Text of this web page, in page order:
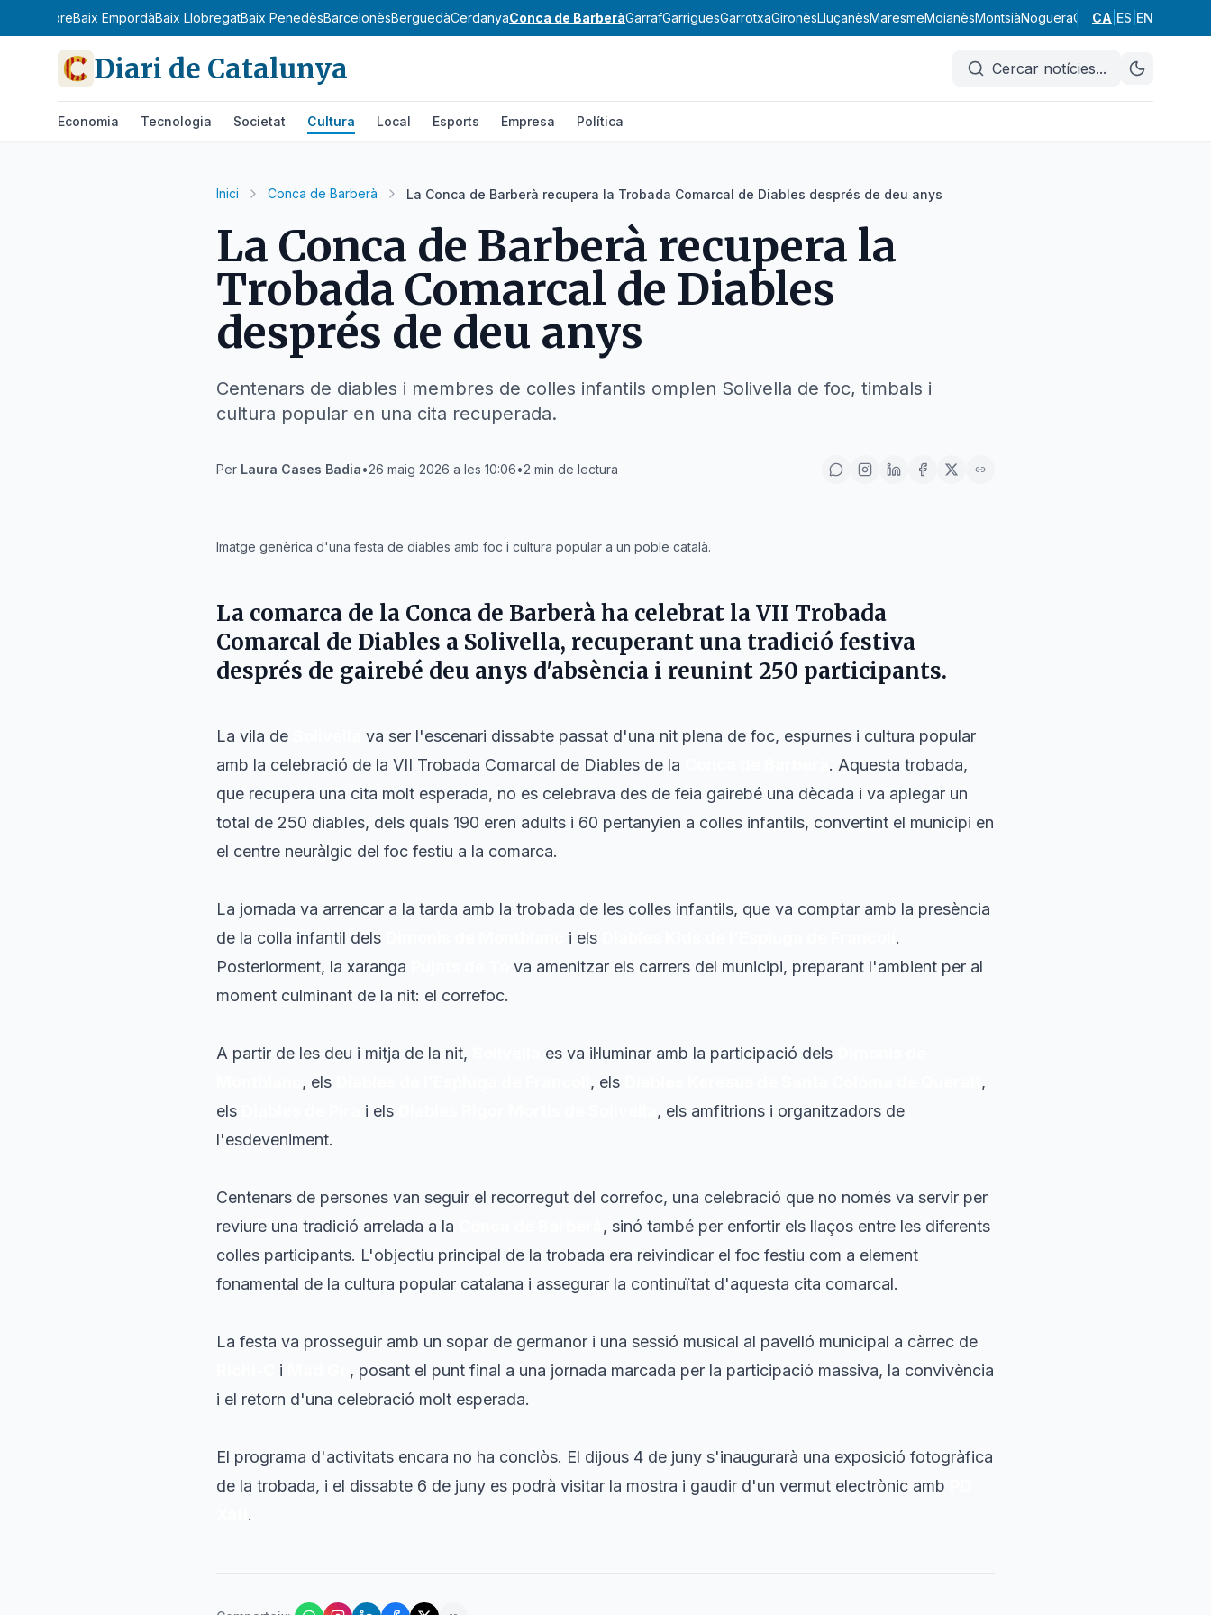
Baix EbreBaix EmpordàBaix LlobregatBaix PenedèsBarcelonèsBerguedàCerdanyaConca de BarberàGarrafGarriguesGarrotxaGironèsLluçanèsMaresmeMoianèsMontsiàNogueraOsona Pallars Jussà
CA ES EN
Diari de Catalunya Cercar notícies...
Economia Tecnologia Societat Cultura Local Esports Empresa Política
Inici Conca de Barberà La Conca de Barberà recupera la Trobada Comarcal de Diables després de deu anys
La Conca de Barberà recupera la
Trobada Comarcal de Diables
després de deu anys
Centenars de diables i membres de colles infantils omplen Solivella de foc, timbals i
cultura popular en una cita recuperada.
Per Laura Cases Badia•26 maig 2026 a les 10:06•2 min de lectura
Imatge genèrica d'una festa de diables amb foc i cultura popular a un poble català.
La comarca de la Conca de Barberà ha celebrat la VII Trobada
Comarcal de Diables a Solivella, recuperant una tradició festiva
després de gairebé deu anys d'absència i reunint 250 participants.
La vila de
va ser l'escenari dissabte passat d'una nit plena de foc, espurnes i cultura popular
amb la celebració de la VII Trobada Comarcal de Diables de la
. Aquesta trobada,
que recupera una cita molt esperada, no es celebrava des de feia gairebé una dècada i va aplegar un
total de 250 diables, dels quals 190 eren adults i 60 pertanyien a colles infantils, convertint el municipi en
el centre neuràlgic del foc festiu a la comarca.
La jornada va arrencar a la tarda amb la trobada de les colles infantils, que va comptar amb la presència
de la colla infantil dels
i els
.
Posteriorment, la xaranga
va amenitzar els carrers del municipi, preparant l'ambient per al
moment culminant de la nit: el correfoc.
A partir de les deu i mitja de la nit, es va il·luminar amb la participació dels
, els , els
,
els
i els
, els amfitrions i organitzadors de
l'esdeveniment.
Centenars de persones van seguir el recorregut del correfoc, una celebració que no només va servir per
reviure una tradició arrelada a la
, sinó també per enfortir els llaços entre les diferents
colles participants. L'objectiu principal de la trobada era reivindicar el foc festiu com a element
fonamental de la cultura popular catalana i assegurar la continuïtat d'aquesta cita comarcal.
La festa va prosseguir amb un sopar de germanor i una sessió musical al pavelló municipal a càrrec de
i
, posant el punt final a una jornada marcada per la participació massiva, la convivència
i el retorn d'una celebració molt esperada.
El programa d'activitats encara no ha conclòs. El dijous 4 de juny s'inaugurarà una exposició fotogràfica
de la trobada, i el dissabte 6 de juny es podrà visitar la mostra i gaudir d'un vermut electrònic amb
.